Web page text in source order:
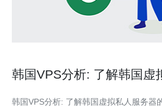
韩国VPS分析: 了解韩国虚
韩国VPS分析: 了解韩国虚拟私人服务器的优势 虚拟私